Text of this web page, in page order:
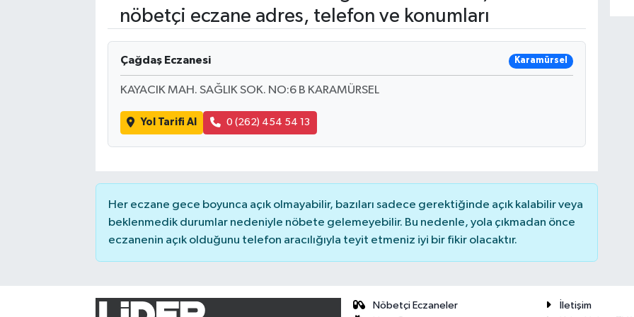
nöbetçi eczane adres, telefon ve konumları
Çağdaş Eczanesi Karamürsel
KAYACIK MAH. SAĞLIK SOK. NO:6 B KARAMÜRSEL
Yol Tarifi Al 0 (262) 454 54 13
Her eczane gece boyunca açık olmayabilir, bazıları sadece gerektiğinde açık kalabilir veya
beklenmedik durumlar nedeniyle nöbete gelemeyebilir. Bu nedenle, yola çıkmadan önce
eczanenin açık olduğunu telefon aracılığıyla teyit etmeniz iyi bir fikir olacaktır.
Nöbetçi Eczaneler
İletişim
Lider Haber TV Canlı Yayın izle